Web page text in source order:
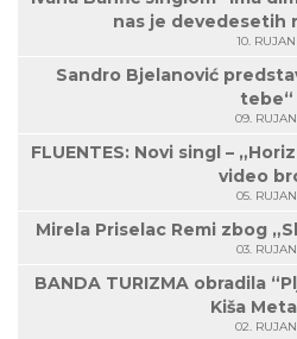
nas je devedesetih
10. RUJAN
Sandro Bjelanović
tebe“
09. RUJAN
FLUENTES: Novi singl –
video
05. RUJAN
Mirela Priselac Remi zbog
03. RUJAN
BANDA TURIZMA obradila
Kiša
02. RUJAN